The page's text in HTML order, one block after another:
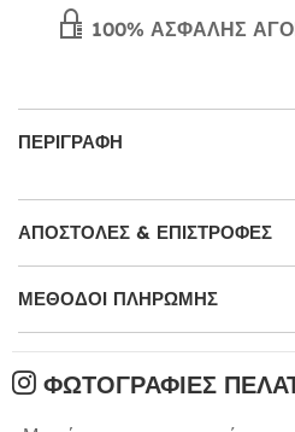
100% ΑΣΦΑΛΉΣ
ΠΕΡΙΓΡΑΦΉ
ΑΠΟΣΤΟΛΈΣ & ΕΠΙΣΤΡΟΦΈΣ
ΜΕΘΌΔΟΙ ΠΛΗΡΩΜΉΣ
ΦΩΤΟΓΡΑΦΊΕΣ